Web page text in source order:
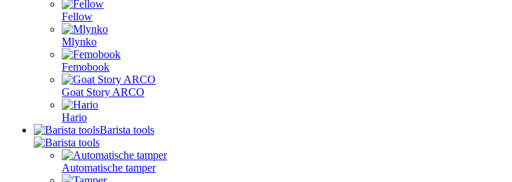
Fellow
Mlynko
Femobook
Goat Story ARCO
Hario
Barista tools
Automatische tamper